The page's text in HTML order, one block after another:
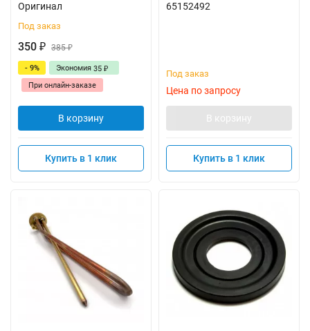
Оригинал
Под заказ
350 ₽ 385₽
- 9% Экономия 35 ₽
При онлайн-заказе
В корзину
Купить в 1 клик
65152492
Под заказ
Цена по запросу
В корзину
Купить в 1 клик